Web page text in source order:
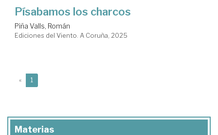
Písabamos los charcos
Piña Valls, Román
Ediciones del Viento. A Coruña, 2025
« 1
Materias